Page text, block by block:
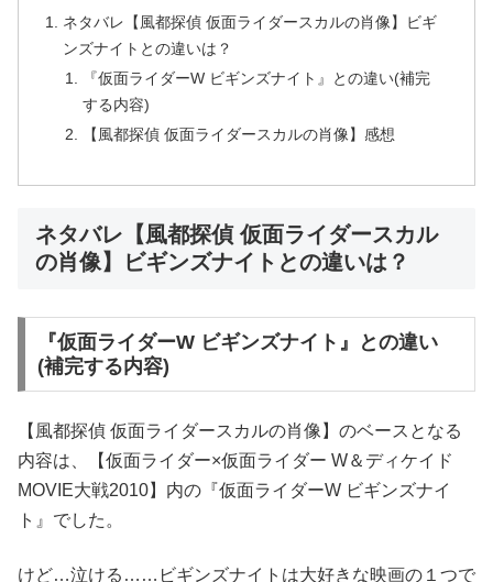
ネタバレ【風都探偵 仮面ライダースカルの肖像】ビギ
ンズナイトとの違いは？
『仮面ライダーW ビギンズナイト』との違い(補完
する内容)
【風都探偵 仮面ライダースカルの肖像】感想
ネタバレ【風都探偵 仮面ライダースカル
の肖像】ビギンズナイトとの違いは？
『仮面ライダーW ビギンズナイト』との違い
(補完する内容)
【風都探偵 仮面ライダースカルの肖像】のベースとなる
内容は、【仮面ライダー×仮面ライダー W＆ディケイド
MOVIE大戦2010】内の『仮面ライダーW ビギンズナイ
ト』でした。
けど…泣ける……ビギンズナイトは大好きな映画の１つで